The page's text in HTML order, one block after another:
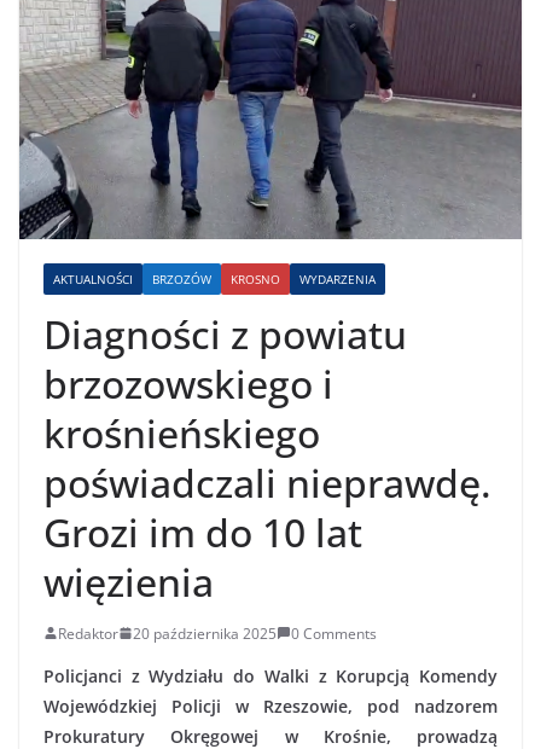
AKTUALNOŚCI BRZOZÓW KROSNO WYDARZENIA
Diagności z powiatu
brzozowskiego i
krośnieńskiego
poświadczali nieprawdę.
Grozi im do 10 lat
więzienia
Redaktor 20 października 2025 0 Comments
Policjanci z Wydziału do Walki z Korupcją Komendy
Wojewódzkiej Policji w Rzeszowie, pod nadzorem
Prokuratury Okręgowej w Krośnie, prowadzą